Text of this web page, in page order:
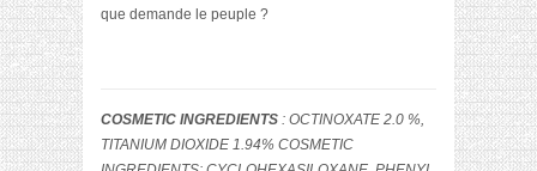
que demande le peuple ?
COSMETIC INGREDIENTS : OCTINOXATE 2.0 %,
TITANIUM DIOXIDE 1.94% COSMETIC